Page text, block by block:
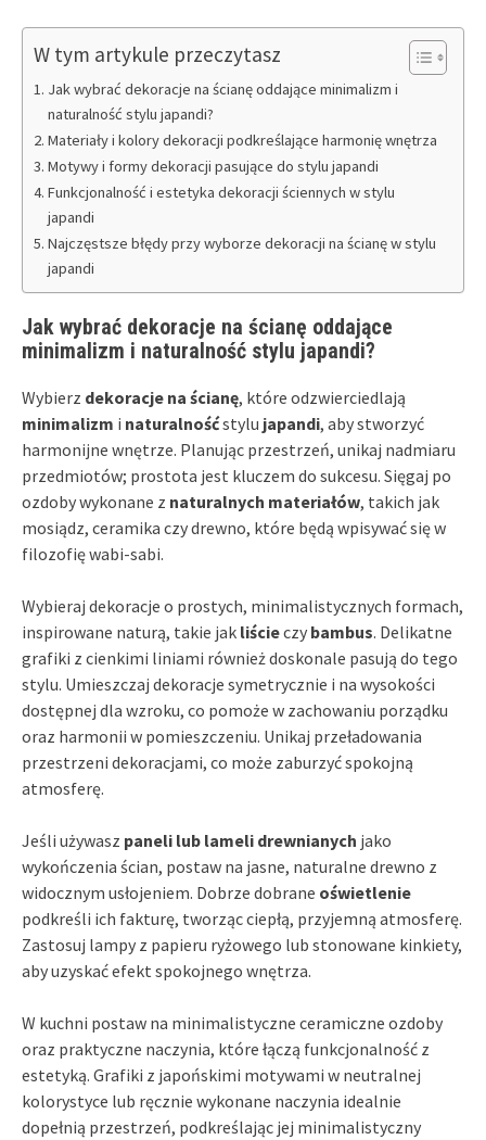
W tym artykule przeczytasz
Jak wybrać dekoracje na ścianę oddające minimalizm i
naturalność stylu japandi?
Materiały i kolory dekoracji podkreślające harmonię wnętrza
Motywy i formy dekoracji pasujące do stylu japandi
Funkcjonalność i estetyka dekoracji ściennych w stylu
japandi
Najczęstsze błędy przy wyborze dekoracji na ścianę w stylu
japandi
Jak wybrać dekoracje na ścianę oddające
minimalizm i naturalność stylu japandi?
Wybierz dekoracje na ścianę, które odzwierciedlają
minimalizm i naturalnośćstylu japandi, aby stworzyć
harmonijne wnętrze. Planując przestrzeń, unikaj nadmiaru
przedmiotów; prostota jest kluczem do sukcesu. Sięgaj po
ozdoby wykonane z naturalnych materiałów, takich jak
mosiądz, ceramika czy drewno, które będą wpisywać się w
filozofię wabi-sabi.
Wybieraj dekoracje o prostych, minimalistycznych formach,
inspirowane naturą, takie jak liścieczy bambus. Delikatne
grafiki z cienkimi liniami również doskonale pasują do tego
stylu. Umieszczaj dekoracje symetrycznie i na wysokości
dostępnej dla wzroku, co pomoże w zachowaniu porządku
oraz harmonii w pomieszczeniu. Unikaj przeładowania
przestrzeni dekoracjami, co może zaburzyć spokojną
atmosferę.
Jeśli używasz paneli lub lameli drewnianych jako
wykończenia ścian, postaw na jasne, naturalne drewno z
widocznym usłojeniem. Dobrze dobrane oświetlenie
podkreśli ich fakturę, tworząc ciepłą, przyjemną atmosferę.
Zastosuj lampy z papieru ryżowego lub stonowane kinkiety,
aby uzyskać efekt spokojnego wnętrza.
W kuchni postaw na minimalistyczne ceramiczne ozdoby
oraz praktyczne naczynia, które łączą funkcjonalność z
estetyką. Grafiki z japońskimi motywami w neutralnej
kolorystyce lub ręcznie wykonane naczynia idealnie
dopełnią przestrzeń, podkreślając jej minimalistyczny